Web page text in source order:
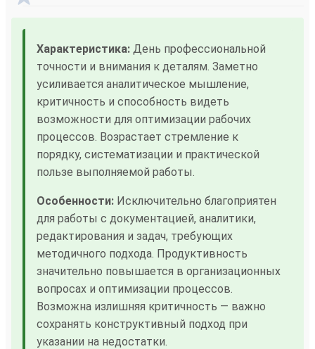
Характеристика: День профессиональной
точности и внимания к деталям. Заметно
усиливается аналитическое мышление,
критичность и способность видеть
возможности для оптимизации рабочих
процессов. Возрастает стремление к
порядку, систематизации и практической
пользе выполняемой работы.
Особенности: Исключительно благоприятен
для работы с документацией, аналитики,
редактирования и задач, требующих
методичного подхода. Продуктивность
значительно повышается в организационных
вопросах и оптимизации процессов.
Возможна излишняя критичность — важно
сохранять конструктивный подход при
указании на недостатки.